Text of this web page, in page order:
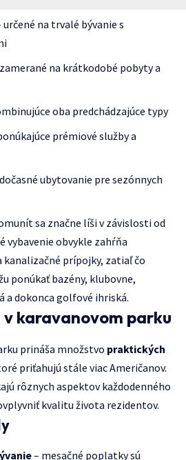
určené na trvalé bývanie s
na krátkodobé pobyty a
oba predchádzajúce typy
prémiové služby a
ubytovanie pre sezónnych
sa značne líši v závislosti od
vybavenie obvykle zahŕňa
kanalizačné prípojky, zatiaľ čo
ponúkať bazény, klubovne,
a dokonca golfové ihriská.
karavanovom parku
prináša množstvo praktických
priťahujú stále viac Američanov.
rôznych aspektov každodenného
kvalitu života rezidentov.
– mesačné poplatky sú